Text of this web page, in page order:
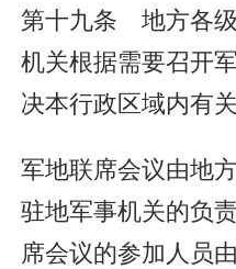
第十九条 地方各
机关根据需要召开
决本行政区域内有
军地联席会议由地
驻地军事机关的负
席会议的参加人员